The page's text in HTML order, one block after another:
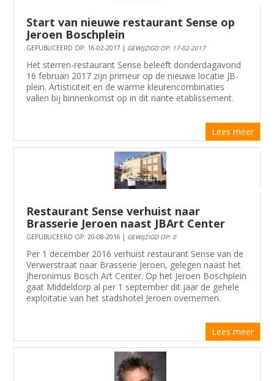
Start van nieuwe restaurant Sense op
Jeroen Boschplein
GEPUBLICEERD OP: 16-02-2017 | GEWIJZIGD OP: 17-02-2017
Het sterren-restaurant Sense beleeft donderdagavond
16 februari 2017 zijn primeur op de nieuwe locatie JB-
plein. Artisticiteit en de warme kleurencombinaties
vallen bij binnenkomst op in dit riante etablissement.
Lees meer
Restaurant Sense verhuist naar
Brasserie Jeroen naast JBArt Center
GEPUBLICEERD OP: 20-08-2016 | GEWIJZIGD OP: 0
Per 1 december 2016 verhuist restaurant Sense van de
Verwerstraat naar Brasserie Jeroen, gelegen naast het
Jheronimus Bosch Art Center. Op het Jeroen Boschplein
gaat Middeldorp al per 1 september dit jaar de gehele
exploitatie van het stadshotel Jeroen overnemen.
Lees meer